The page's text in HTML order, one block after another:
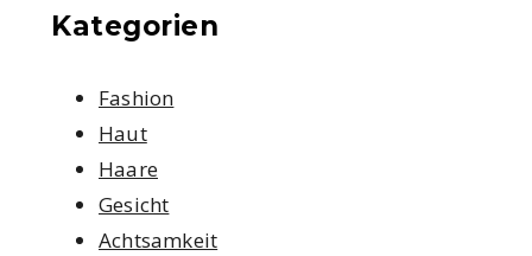
Kategorien
Fashion
Haut
Haare
Gesicht
Achtsamkeit